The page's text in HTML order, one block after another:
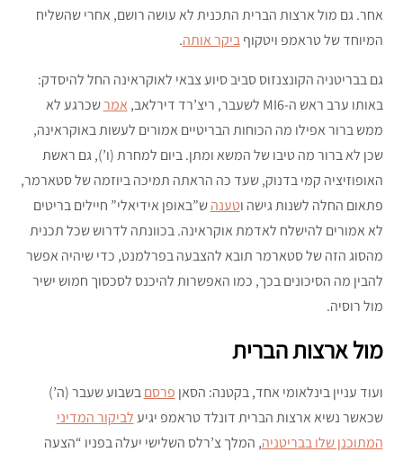
אחר. גם מול ארצות הברית התכנית לא עושה רושם, אחרי שהשליח
המיוחד של טראמפ ויטקוףביקר אותה.
גם בבריטניה הקונצנזוס סביב סיוע צבאי לאוקראינה החל להיסדק:
באותו ערב ראש ה-MI6 לשעבר, ריצ’רד דירלאב,
אמרשכרגע לא
ממש ברור אפילו מה הכוחות הבריטיים אמורים לעשות באוקראינה,
שכן לא ברור מה טיבו של המשא ומתן. ביום למחרת (ו’), גם ראשת
האופוזיציה קמי בדנוק, שעד כה הראתה תמיכה ביוזמה של סטארמר,
פתאום החלה לשנות גישה וטענהש”באופן אידיאלי” חיילים בריטים
לא אמורים להישלח לאדמת אוקראינה. בכוונתה לדרוש שכל תכנית
מהסוג הזה של סטארמר תובא להצבעה בפרלמנט, כדי שיהיה אפשר
להבין מה הסיכונים בכך, כמו האפשרות להיכנס לסכסוך חמוש ישיר
מול רוסיה.
מול ארצות הברית
ועוד עניין בינלאומי אחד, בקטנה: הסאן פרסםבשבוע שעבר (ה’)
שכאשר נשיא ארצות הברית דונלד טראמפ יגיעלביקור המדיני
המתוכנן שלו בבריטניה, המלך צ’רלס השלישי יעלה בפניו “הצעה